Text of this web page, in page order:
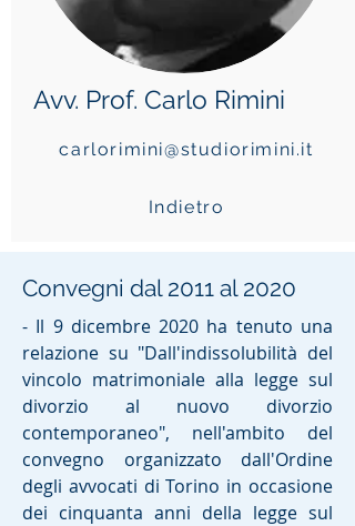
Avv. Prof. Carlo Rimini
carlorimini@studiorimini.it
Indietro
Convegni dal 2011 al 2020
- Il 9 dicembre 2020 ha tenuto una
relazione su "Dall'indissolubilità del
vincolo matrimoniale alla legge sul
divorzio al nuovo divorzio
contemporaneo", nell'ambito del
convegno organizzato dall'Ordine
degli avvocati di Torino in occasione
dei cinquanta anni della legge sul